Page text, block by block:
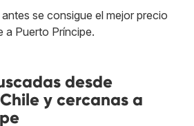
se consigue el mejor precio
a Puerto Príncipe.
desde
y cercanas a